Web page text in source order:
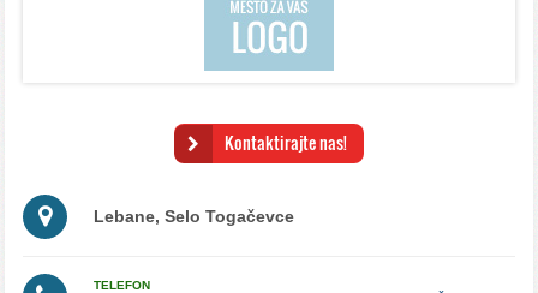
Kontaktirajte nas!
Lebane, Selo Togačevce
TELEFON